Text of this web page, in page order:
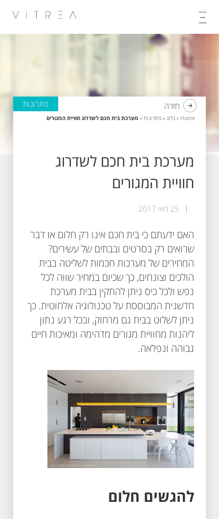
חזרה
Home
»בלוג »פתרונות » מערכת בית חכם לשדרוג חוויית המגורים
פתרונות
מערכת בית חכם לשדרוג
חוויית המגורים
25 מאי 2017
האם ידעתם כי בית חכם אינו רק חלום או דבר
שרואים רק בסרטים ובבתים של עשירים?
המחירים של מערכות חכמות לשליטה בבית
הולכים וצונחים, כך שכיום במחיר שווה לכל
נפש ולכל כיס ניתן להתקין בבית מערכת
חדשנית המבוססת על טכנולוגיה אלחוטית. כך
ניתן לשלוט בבית גם מרחוק, ובכל רגע נתון
ליהנות מחוויית מגורים מדהימה ומאיכות חיים
גבוהה ונפלאה.
להגשים חלום